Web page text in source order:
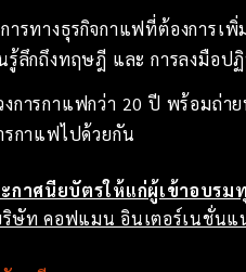
ารทางธุรกิจกาแฟที่ต้องการเ
รู้ลึกถึงทฤษฎี และ การลงมือ
การกาแฟกว่า 20 ปี พร้อมถ่
รกาแฟไปด้วยกัน
กาศนียบัตรให้แก่ผู้เข้าอบรม
ษัท คอฟแมน อินเตอร์เนชั่นแ